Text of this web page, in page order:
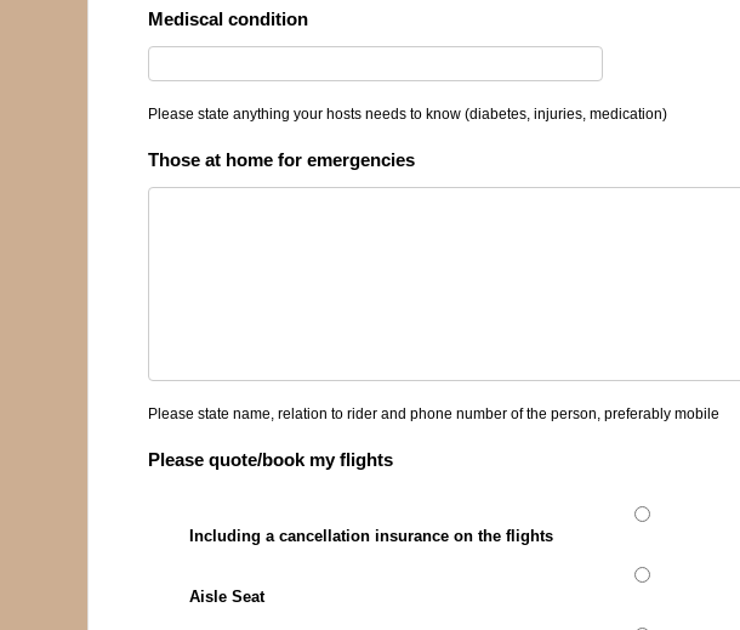
Mediscal condition
Please state anything your hosts needs to know (diabetes, injuries, medication)
Those at home for emergencies
Please state name, relation to rider and phone number of the person, preferably mobile
Please quote/book my flights
Including a cancellation insurance on the flights
Aisle Seat